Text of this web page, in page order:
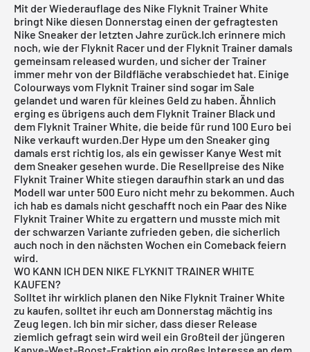
Mit der Wiederauflage des Nike Flyknit Trainer White
bringt Nike diesen Donnerstag einen der gefragtesten
Nike Sneaker der letzten Jahre zurück.Ich erinnere mich
noch, wie der Flyknit Racer und der Flyknit Trainer damals
gemeinsam released wurden, und sicher der Trainer
immer mehr von der Bildfläche verabschiedet hat. Einige
Colourways vom Flyknit Trainer sind sogar im Sale
gelandet und waren für kleines Geld zu haben. Ähnlich
erging es übrigens auch dem Flyknit Trainer Black und
dem Flyknit Trainer White, die beide für rund 100 Euro bei
Nike verkauft wurden.Der Hype um den Sneaker ging
damals erst richtig los, als ein gewisser Kanye West mit
dem Sneaker gesehen wurde. Die Resellpreise des Nike
Flyknit Trainer White stiegen daraufhin stark an und das
Modell war unter 500 Euro nicht mehr zu bekommen. Auch
ich hab es damals nicht geschafft noch ein Paar des Nike
FlyknitTrainer White zu ergattern und musste mich mit
der schwarzen Variante zufrieden geben, die sicherlich
auch noch in den nächsten Wochen ein Comeback feiern
wird.
WO KANN ICH DEN NIKE FLYKNIT TRAINER WHITE
KAUFEN?
Solltet ihr wirklich planen den Nike Flyknit Trainer White
zu kaufen, solltet ihr euch am Donnerstag mächtig ins
Zeug legen. Ich bin mir sicher, dass dieser Release
ziemlich gefragt sein wird weil ein Großteil der jüngeren